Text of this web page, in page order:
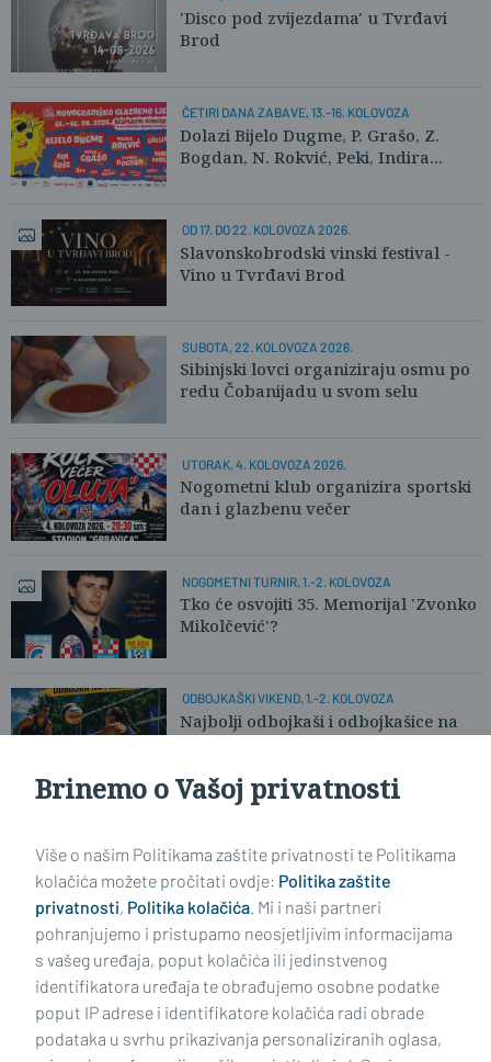
'Disco pod zvijezdama' u Tvrđavi
Brod
ČETIRI DANA ZABAVE, 13.-16. KOLOVOZA
Dolazi Bijelo Dugme, P. Grašo, Z.
Bogdan, N. Rokvić, Peki, Indira...
OD 17. DO 22. KOLOVOZA 2026.
Slavonskobrodski vinski festival -
Vino u Tvrđavi Brod
SUBOTA, 22. KOLOVOZA 2026.
Sibinjski lovci organiziraju osmu po
redu Čobanijadu u svom selu
UTORAK, 4. KOLOVOZA 2026.
Nogometni klub organizira sportski
dan i glazbenu večer
NOGOMETNI TURNIR, 1.-2. KOLOVOZA
Tko će osvojiti 35. Memorijal 'Zvonko
Mikolčević'?
ODBOJKAŠKI VIKEND, 1.-2. KOLOVOZA
Najbolji odbojkaši i odbojkašice na
pijesku stižu u Slavonski Brod
Brinemo o Vašoj privatnosti
Više o našim Politikama zaštite privatnosti te Politikama
kolačića možete pročitati ovdje: Politika zaštite
privatnosti, Politika kolačića. Mi i naši partneri
pohranjujemo i pristupamo neosjetljivim informacijama
s vašeg uređaja, poput kolačića ili jedinstvenog
identifikatora uređaja te obrađujemo osobne podatke
poput IP adrese i identifikatore kolačića radi obrade
podataka u svrhu prikazivanja personaliziranih oglasa,